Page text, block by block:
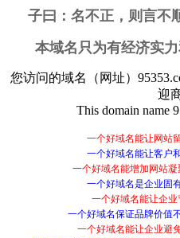
子曰： 名不正，则言不
本域名只为有经济实
您访问的域名（网址）
迎
This domain name
一个好域名能让网站
一个好域名能让客户
一个好域名能增加网站凝
一个好域名是企业固
一个好域名能让企业
一个好域名保证品牌价值
一个好域名能让企业避